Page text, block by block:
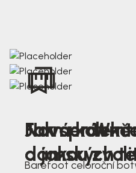
Nová
dámských
Jak
a jakou
Farmer
Barefoot celoroční